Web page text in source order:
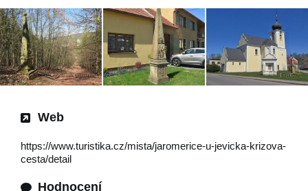
Web
https://www.turistika.cz/mista/jaromerice-u-jevicka-krizova-
cesta/detail
Hodnocení